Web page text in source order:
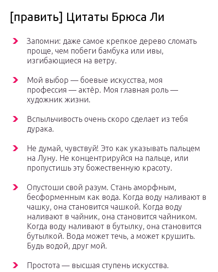
[править] Цитаты Брюса Ли
Запомни: даже самое крепкое дерево сломать
проще, чем побеги бамбука или ивы,
изгибающиеся на ветру.
Мой выбор — боевые искусства, моя
профессия — актёр. Моя главная роль —
художник жизни.
Вспыльчивость очень скоро сделает из тебя
дурака.
Не думай, чувствуй! Это как указывать пальцем
на Луну. Не концентрируйся на пальце, или
пропустишь эту божественную красоту.
Опустоши свой разум. Стань аморфным,
бесформенным как вода. Когда воду наливают в
чашку, она становится чашкой. Когда воду
наливают в чайник, она становится чайником.
Когда воду наливают в бутылку, она становится
бутылкой. Вода может течь, а может крушить.
Будь водой, друг мой.
Простота — высшая ступень искусства.